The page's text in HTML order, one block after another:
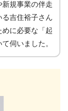
新規事業の伴走
吉住裕子さん
に必要な「起
伺いました。